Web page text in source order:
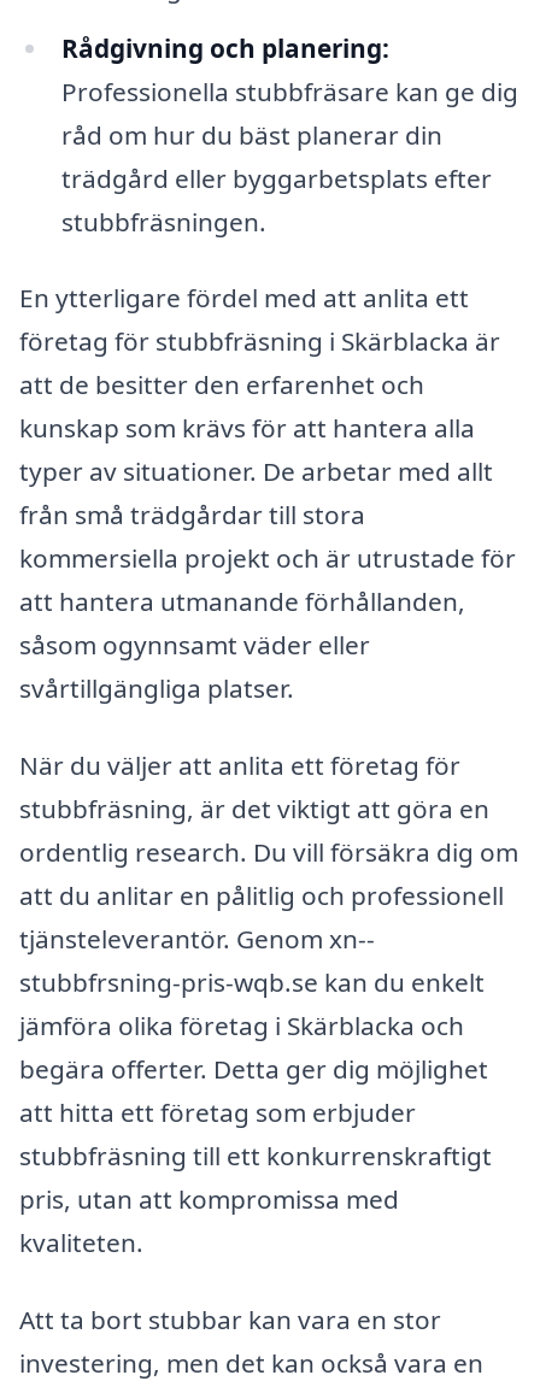
Rådgivning och planering:
Professionella stubbfräsare kan ge dig
råd om hur du bäst planerar din
trädgård eller byggarbetsplats efter
stubbfräsningen.
En ytterligare fördel med att anlita ett
företag för stubbfräsning i Skärblacka är
att de besitter den erfarenhet och
kunskap som krävs för att hantera alla
typer av situationer. De arbetar med allt
från små trädgårdar till stora
kommersiella projekt och är utrustade för
att hantera utmanande förhållanden,
såsom ogynnsamt väder eller
svårtillgängliga platser.
När du väljer att anlita ett företag för
stubbfräsning, är det viktigt att göra en
ordentlig research. Du vill försäkra dig om
att du anlitar en pålitlig och professionell
tjänsteleverantör. Genom xn--
stubbfrsning-pris-wqb.se kan du enkelt
jämföra olika företag i Skärblacka och
begära offerter. Detta ger dig möjlighet
att hitta ett företag som erbjuder
stubbfräsning till ett konkurrenskraftigt
pris, utan att kompromissa med
kvaliteten.
Att ta bort stubbar kan vara en stor
investering, men det kan också vara en